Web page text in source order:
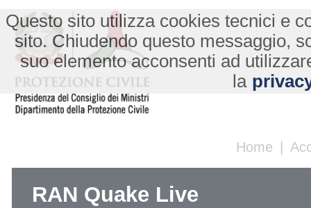
Home |
Questo sito utilizza cookies tecnici e
sito. Chiudendo questo messaggio,
suo elemento acconsenti ad
la
RAN Quake Live